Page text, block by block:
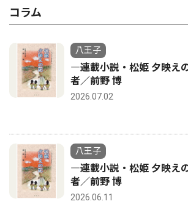
コラム
八王子
―連載小説・松姫 夕映
者／前野 博
2026.07.02
八王子
―連載小説・松姫 夕映
者／前野 博
2026.06.11